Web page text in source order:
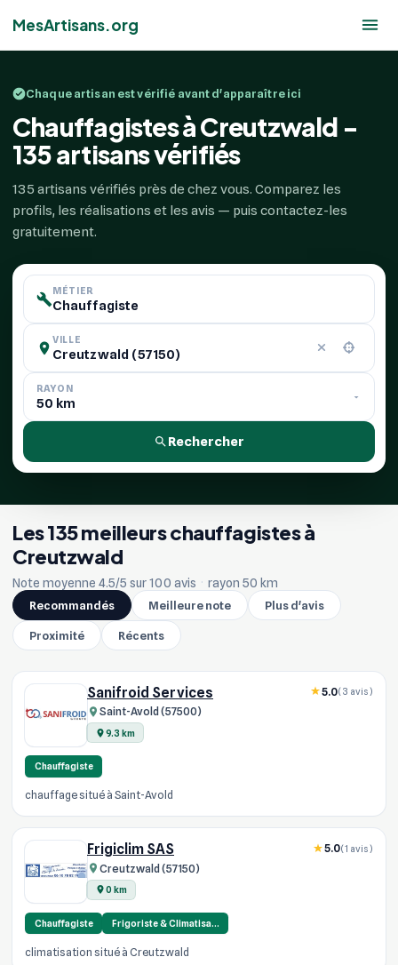
MesArtisans.org
Chaque artisan est vérifié avant d'apparaître ici
Chauffagistes à Creutzwald -
135 artisans vérifiés
135 artisans vérifiés près de chez vous. Comparez les
profils, les réalisations et les avis — puis contactez-les
gratuitement.
MÉTIER
VILLE
RAYON
Rechercher
Les 135 meilleurs chauffagistes à
Creutzwald
Note moyenne 4.5/5 sur 100 avis · rayon 50 km
Recommandés
Meilleure note Plus d'avis
Proximité Récents
Sanifroid Services
Saint-Avold (57500)
9.3 km
5.0(3 avis)
Chauffagiste
chauffage situé à Saint-Avold
Frigiclim SAS
Creutzwald (57150)
0 km
5.0(1 avis)
Chauffagiste Frigoriste & Climatisa…
climatisation situé à Creutzwald